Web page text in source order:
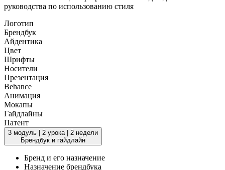
руководства по использованию стиля
Логотип
Брендбук
Айдентика
Цвет
Шрифты
Носители
Презентация
Behance
Анимация
Мокапы
Гайдлайны
Патент
3 модуль | 2 урока | 2 недели
Брендбук и гайдлайн
Бренд и его назначение
Назначение брендбука